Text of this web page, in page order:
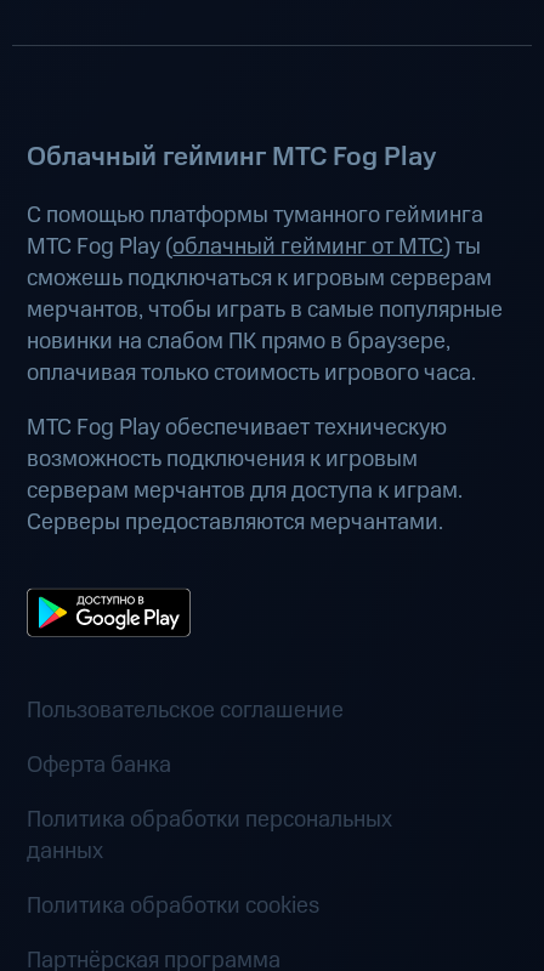
Облачный гейминг МТС Fog Play
С помощью платформы туманного гейминга
МТС Fog Play (облачный гейминг от МТС) ты
сможешь подключаться к игровым серверам
мерчантов, чтобы играть в самые популярные
новинки на слабом ПК прямо в браузере,
оплачивая только стоимость игрового часа.
МТС Fog Play обеспечивает техническую
возможность подключения к игровым
серверам мерчантов для доступа к играм.
Серверы предоставляются мерчантами.
Пользовательское соглашение
Оферта банка
Политика обработки персональных
данных
Политика обработки cookies
Партнёрская программа